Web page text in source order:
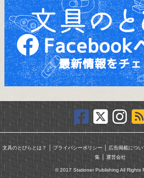
文具のとびらとは？ ｜ プライバシーポリシー｜ 広告掲載につい
集｜ 運営会社
© 2017 Stationer Publishing All Rights